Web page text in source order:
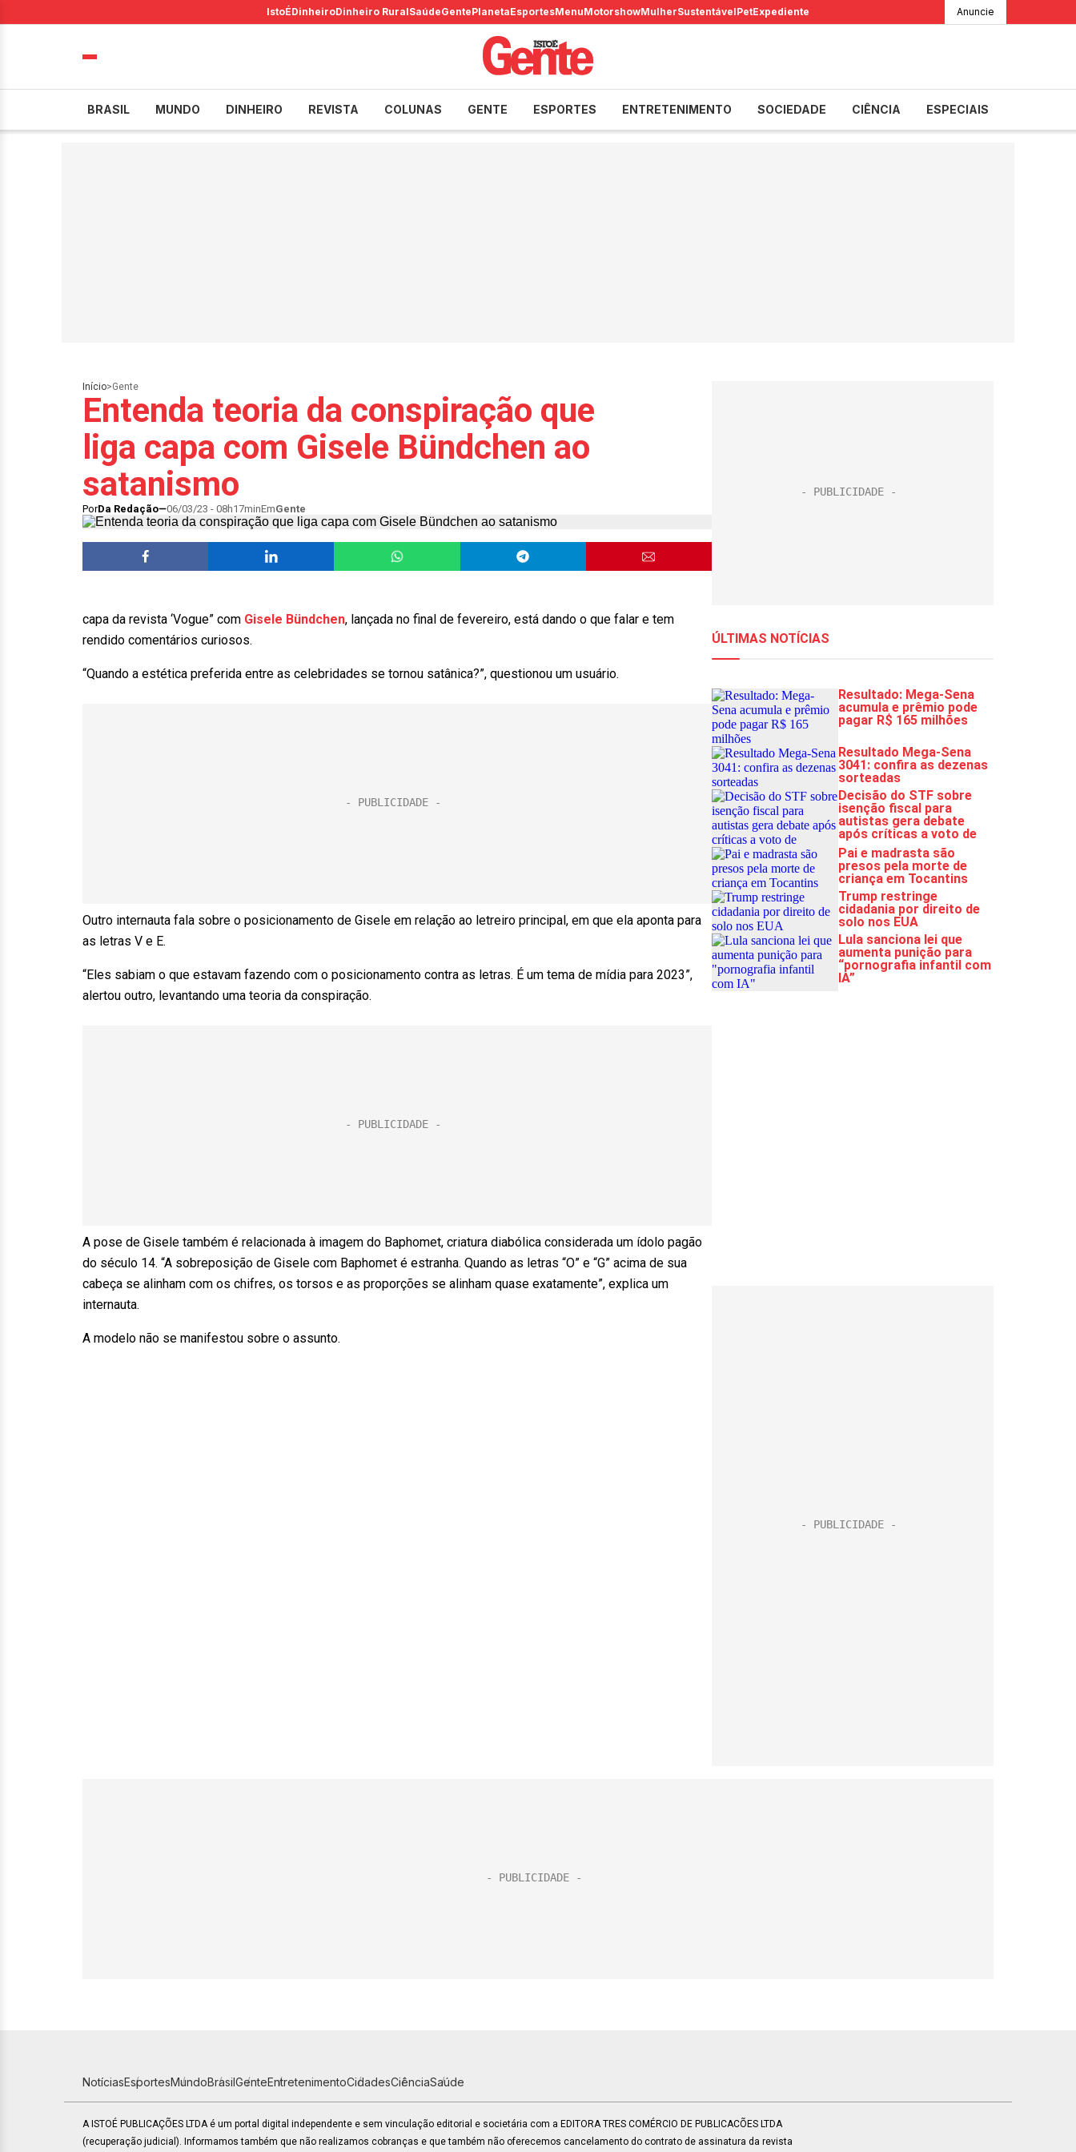
IstoÉDinheiroDinheiro RuralSaúdeGentePlanetaEsportesMenuMotorshowMulherSustentávelPetExpediente Anuncie
BRASIL MUNDO DINHEIRO REVISTA COLUNAS GENTE ESPORTES ENTRETENIMENTO SOCIEDADE CIÊNCIA ESPECIAIS
Início>Gente
Entenda teoria da conspiração que
liga capa com Gisele Bündchen ao
satanismo
PorDa Redação 06/03/23 - 08h17minEmGente
capa da revista ‘Vogue” com Gisele Bündchen, lançada no final de fevereiro, está dando o que falar e tem
rendido comentários curiosos.
“Quando a estética preferida entre as celebridades se tornou satânica?”, questionou um usuário.
Outro internauta fala sobre o posicionamento de Gisele em relação ao letreiro principal, em que ela aponta para
as letras V e E.
“Eles sabiam o que estavam fazendo com o posicionamento contra as letras. É um tema de mídia para 2023”,
alertou outro, levantando uma teoria da conspiração.
A pose de Gisele também é relacionada à imagem do Baphomet, criatura diabólica considerada um ídolo pagão
do século 14. “A sobreposição de Gisele com Baphomet é estranha. Quando as letras “O” e “G” acima de sua
cabeça se alinham com os chifres, os torsos e as proporções se alinham quase exatamente”, explica um
internauta.
A modelo não se manifestou sobre o assunto.
NotíciasEsportesMundoBrasilGenteEntretenimentoCidadesCiênciaSaúde
A ISTOÉ PUBLICAÇÕES LTDA é um portal digital independente e sem vinculação editorial e societária com a EDITORA TRES COMÉRCIO DE PUBLICACÕES LTDA
(recuperação judicial). Informamos também que não realizamos cobranças e que também não oferecemos cancelamento do contrato de assinatura da revista